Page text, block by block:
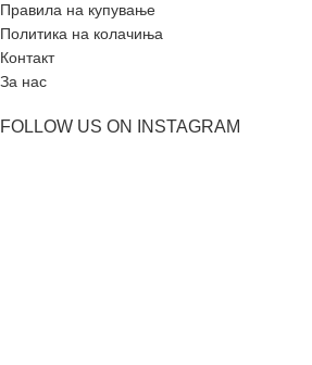
Правила на купување
Политика на колачиња
Контакт
За нас
FOLLOW US ON INSTAGRAM